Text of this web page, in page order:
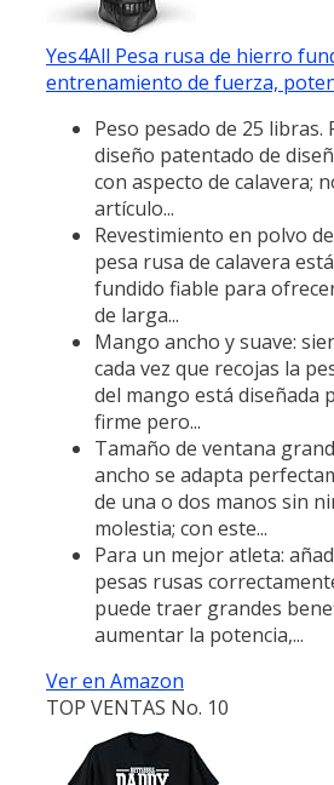
Yes4All Pesa rusa de hierro
entrenamiento de fuerza,
Peso pesado de 25 libras.
diseño patentado de
con aspecto de calavera;
artículo...
Revestimiento en polvo
pesa rusa de calavera
fundido fiable para
de larga...
Mango ancho y suave:
cada vez que recojas la
del mango está diseñada
firme pero...
Tamaño de ventana
ancho se adapta
de una o dos manos sin
molestia; con este...
Para un mejor atleta:
pesas rusas
puede traer grandes
aumentar la potencia,...
Ver en Amazon
TOP VENTAS No. 10